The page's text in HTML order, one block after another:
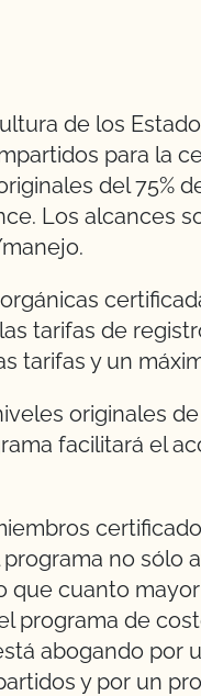
de los
para la
del 75%
Los alcances
tarifas de
tarifas y un
originales
facilitará el
no sólo
que cuanto
programa de
abogando por
y por un